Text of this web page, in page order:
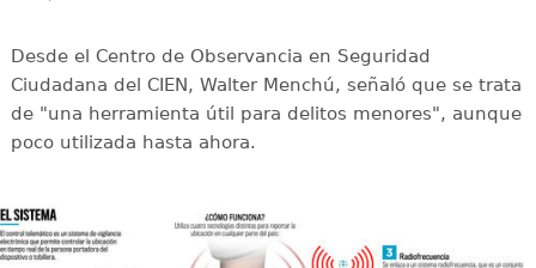
Desde el Centro de Observancia en Seguridad
Ciudadana del CIEN, Walter Menchú, señaló que se trata
de "una herramienta útil para delitos menores", aunque
poco utilizada hasta ahora.